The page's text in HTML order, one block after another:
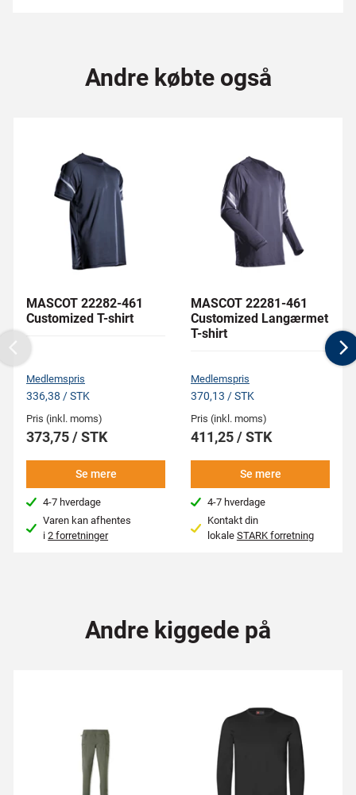
Andre købte også
MASCOT 22282-461
Customized T-shirt
Medlemspris
336,38 / STK
Pris (inkl. moms)
373,75 / STK
Se mere
4-7 hverdage
Varen kan afhentes
i2 forretninger
MASCOT 22281-461
Customized Langærmet
T-shirt
Medlemspris
370,13 / STK
Pris (inkl. moms)
411,25 / STK
Se mere
4-7 hverdage
Kontakt din
lokale STARK forretning
Previous
Andre kiggede på